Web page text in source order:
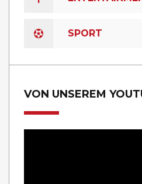
SPORT
VON UNSEREM